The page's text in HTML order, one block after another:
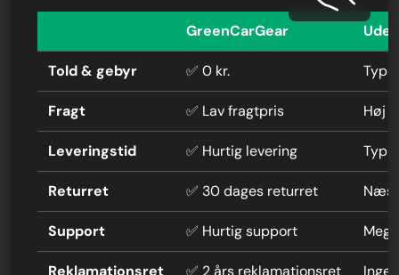
GreenCarGear
Told & gebyr ✅ 0 kr.
Fragt ✅ Lav fragtpris Høj
Leveringstid ✅ Hurtig levering
Returret ✅ 30 dages returret
Support ✅ Hurtig support